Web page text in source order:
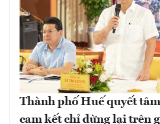
Thành phố Huế quyết
cam kết chỉ dừng lại trên